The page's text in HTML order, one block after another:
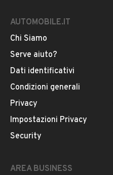
AUTOMOBILE.IT
Chi Siamo
Serve aiuto?
Dati identificativi
Condizioni generali
Privacy
Impostazioni Privacy
Security
AREA BUSINESS